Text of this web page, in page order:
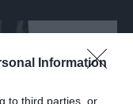
Information
to third parties, or